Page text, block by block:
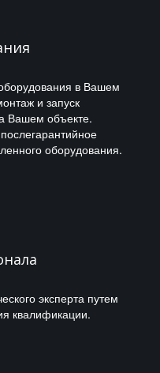
в Вашем
и запуск
Вашем объекте.
оборудования.
эксперта путем
квалификации.